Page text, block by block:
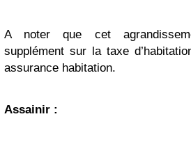
A noter que cet
supplément sur la taxe
assurance habitation.
Assainir :